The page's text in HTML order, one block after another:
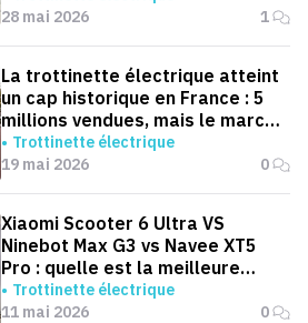
28 mai 2026
1
La trottinette électrique atteint
un cap historique en France : 5
millions vendues, mais le marché
ralentit
Trottinette électrique
19 mai 2026
0
Xiaomi Scooter 6 Ultra VS
Ninebot Max G3 vs Navee XT5
Pro : quelle est la meilleure
trottinette pour aller au boulot ?
Trottinette électrique
11 mai 2026
0